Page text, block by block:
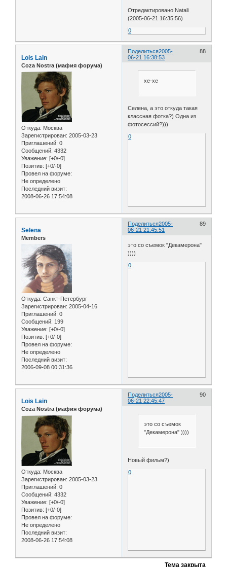
Отредактировано Natali
(2005-06-21 16:35:56)
0
Поделиться 88
2005-
06-21 16:38:53
Lois Lain
Coza Nostra (мафия форума)
Откуда: Москва
Зарегистрирован: 2005-03-23
Приглашений: 0
Сообщений: 4332
Уважение: [+0/-0]
Позитив: [+0/-0]
Провел на форуме:
Не определено
Последний визит:
2008-06-26 17:54:08
хе-хе
Селена, а это откуда такая
классная фотка?) Одна из
фотосессий?)))
0
Поделиться 89
2005-
06-21 21:45:51
Selena
Members
Откуда: Санкт-Петербург
Зарегистрирован: 2005-04-16
Приглашений: 0
Сообщений: 199
Уважение: [+0/-0]
Позитив: [+0/-0]
Провел на форуме:
Не определено
Последний визит:
2006-09-08 00:31:36
это со съемок "Декамерона"
))))
0
Поделиться 90
2005-
06-21 22:45:47
Lois Lain
Coza Nostra (мафия форума)
Откуда: Москва
Зарегистрирован: 2005-03-23
Приглашений: 0
Сообщений: 4332
Уважение: [+0/-0]
Позитив: [+0/-0]
Провел на форуме:
Не определено
Последний визит:
2008-06-26 17:54:08
это со съемок
"Декамерона" ))))
Новый фильм?)
0
Тема закрыта